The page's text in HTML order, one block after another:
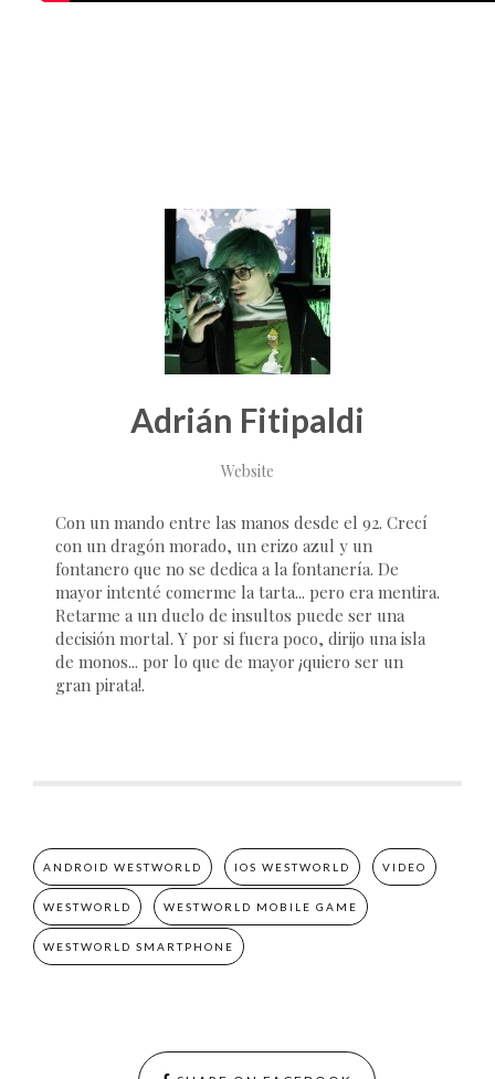
Adrián Fitipaldi
Website
Con un mando entre las manos desde el 92. Crecí
con un dragón morado, un erizo azul y un
fontanero que no se dedica a la fontanería. De
mayor intenté comerme la tarta... pero era mentira.
Retarme a un duelo de insultos puede ser una
decisión mortal. Y por si fuera poco, dirijo una isla
de monos... por lo que de mayor ¡quiero ser un
gran pirata!.
ANDROID WESTWORLD IOS WESTWORLD VIDEO
WESTWORLD WESTWORLD MOBILE GAME
WESTWORLD SMARTPHONE